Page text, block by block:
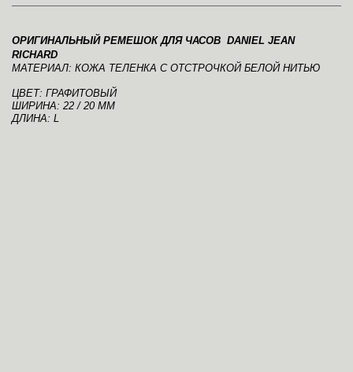
ОРИГИНАЛЬНЫЙ РЕМЕШОК ДЛЯ ЧАСОВ DANIEL JEAN
RICHARD
МАТЕРИАЛ: КОЖА ТЕЛЕНКА С ОТСТРОЧКОЙ БЕЛОЙ НИТЬЮ
ЦВЕТ: ГРАФИТОВЫЙ
ШИРИНА: 22 / 20 ММ
ДЛИНА: L